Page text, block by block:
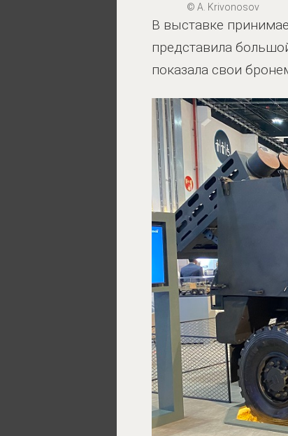
© A. Krivonosov
В выставке
представила
показала свои